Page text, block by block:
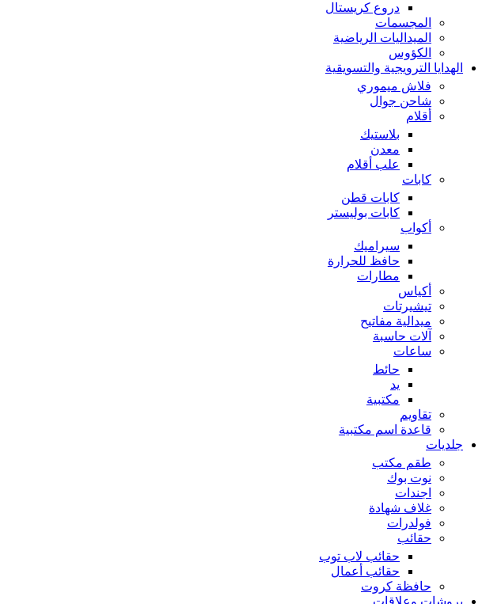
دروع كريستال
المجسمات
الميداليات الرياضية
الكؤوس
الهدايا الترويجية والتسويقية
فلاش ميموري
شاحن جوال
أقلام
بلاستيك
معدن
علب أقلام
كابات
كابات قطن
كابات بوليستر
أكواب
سيراميك
حافظ للحرارة
مطارات
أكياس
تيشيرتات
ميدالية مفاتيح
آلات حاسبة
ساعات
حائط
يد
مكتبية
تقاويم
قاعدة اسم مكتبية
جلديات
طقم مكتب
نوت بوك
اجندات
غلاف شهادة
فولدرات
حقائب
حقائب لاب توب
حقائب أعمال
حافظة كروت
بروشات وعلاقات